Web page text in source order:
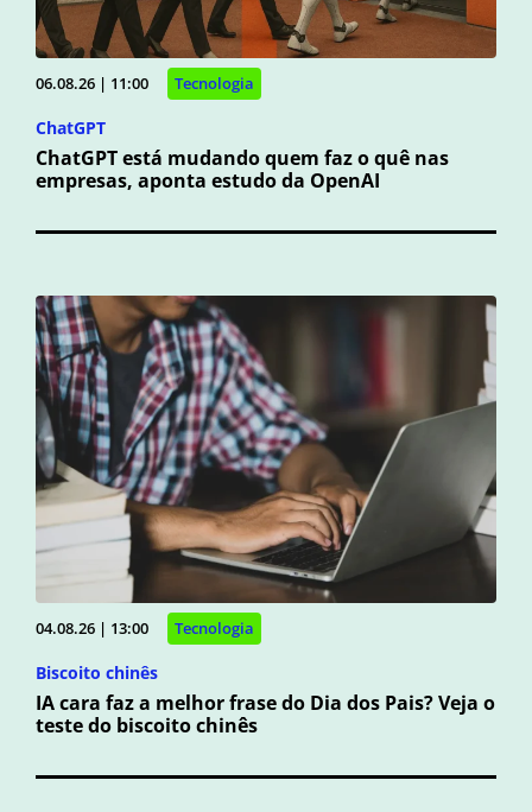
06.08.26 | 11:00 Tecnologia
ChatGPT
ChatGPT está mudando quem faz o quê nas
empresas, aponta estudo da OpenAI
04.08.26 | 13:00 Tecnologia
Biscoito chinês
IA cara faz a melhor frase do Dia dos Pais? Veja o
teste do biscoito chinês